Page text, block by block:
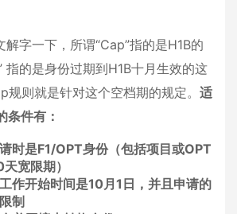
解字一下，所谓“Cap”指的是H1B的
指的是身份过期到H1B十月生效的这
则就是针对这个空档期的规定。 适
条件有：
时是F1/OPT身份（包括项目或OPT
宽限期）
作开始时间是10月1日，并且申请的
制